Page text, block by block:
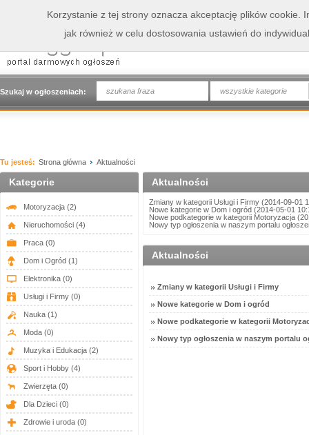
Szukaj w ogłoszeniach: wszystkie kategorie
Tu jesteś: Strona główna Aktualności
Kategorie
Motoryzacja (2)
Nieruchomości (4)
Praca (0)
Dom i Ogród (1)
Elektronika (0)
Usługi i Firmy (0)
Nauka (1)
Moda (0)
Muzyka i Edukacja (2)
Sport i Hobby (4)
Zwierzęta (0)
Dla Dzieci (0)
Zdrowie i uroda (0)
Aktualności
Zmiany w kategorii Usługi i Firmy (2014-09-01
Nowe kategorie w Dom i ogród (2014-05-01
Nowe podkategorie w kategorii Motoryzacja
Nowy typ ogłoszenia w naszym portalu
Aktualności
Zmiany w kategorii Usługi i Firmy
Nowe kategorie w Dom i ogród
Nowe podkategorie w kategorii
Nowy typ ogłoszenia w naszym portalu
Korzystanie z tej strony oznacza akceptację plików cookie.
jak również w celu dostosowania ustawień do